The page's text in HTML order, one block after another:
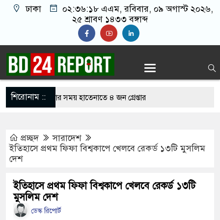
ঢাকা ০২:৩৬:১৯ এএম, রবিবার, ০৯ অগাস্ট ২০২৬,
২৫ শ্রাবণ ১৪৩৩ বঙ্গাব্দ
শিরোনাম ::
জুয়া খেলার সময় হাতেনাতে ৪ জন গ্রেপ্তার
অসহায় মায়ের মাথার চুল বিক্রি
অমায়িক ব্যবহার পান, জানালেন নারী
প্রচ্ছদ
সারাদেশ
ইতিহাসে প্রথম ফিফা বিশ্বকাপে খেলবে রেকর্ড ১৩টি মুসলিম
দেশ
ইতিহাসে প্রথম ফিফা বিশ্বকাপে খেলবে রেকর্ড ১৩টি
মুসলিম দেশ
ডেস্ক রিপোর্ট